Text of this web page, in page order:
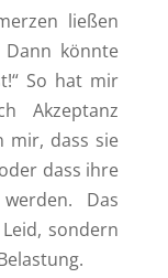
ließen
könnte
So hat mir
Akzeptanz
mir, dass sie
dass ihre
Das
sondern